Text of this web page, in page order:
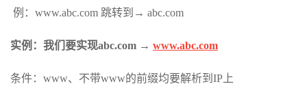
例：www.abc.com 跳转到→ abc.com
实例：我们要实现abc.com → www.abc.com
条件：www、不带www的前缀均要解析到IP上